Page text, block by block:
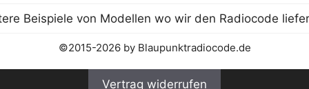
©2015-2026 by Blaupunktradiocode.de
Vertrag widerrufen